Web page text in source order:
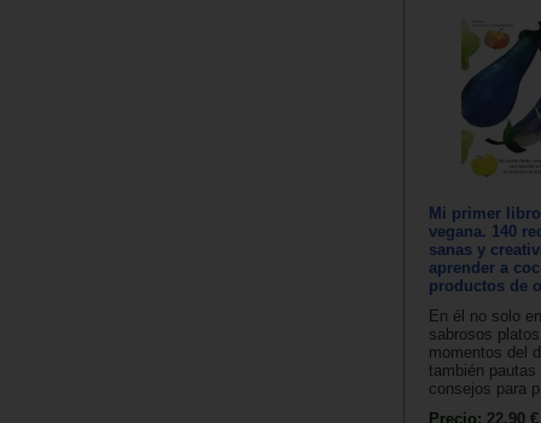
Mi primer
vegana. 140
sanas y
aprender a
productos de
En él no solo
sabrosos
momentos del
también pautas
consejos para
Precio: 22.90 €